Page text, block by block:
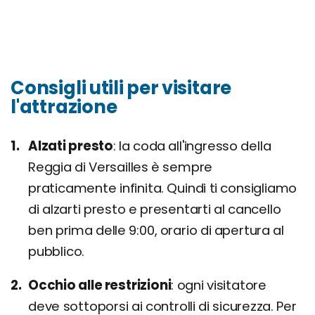
Consigli utili per visitare
l'attrazione
Alzati presto la coda all'ingresso della
Reggia di Versailles è sempre
praticamente infinita. Quindi ti consigliamo
di alzarti presto e presentarti al cancello
ben prima delle 9:00, orario di apertura al
pubblico.
Occhio alle restrizioni ogni visitatore
deve sottoporsi ai controlli di sicurezza. Per